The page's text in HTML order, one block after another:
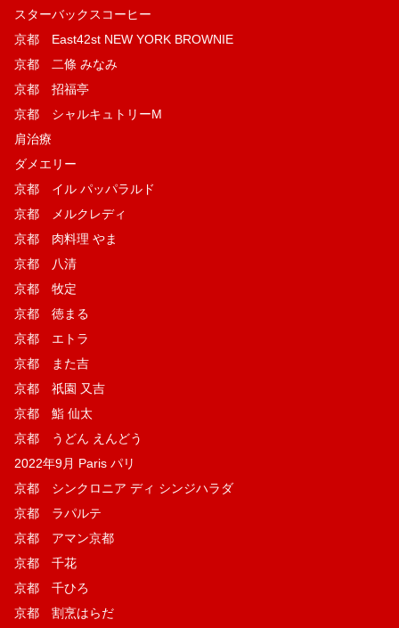
スターバックスコーヒー
京都 East42st NEW YORK BROWNIE
京都 二條 みなみ
京都 招福亭
京都 シャルキュトリーM
肩治療
ダメエリー
京都 イル パッパラルド
京都 メルクレディ
京都 肉料理 やま
京都 八清
京都 牧定
京都 徳まる
京都 エトラ
京都 また吉
京都 祇園 又吉
京都 鮨 仙太
京都 うどん えんどう
2022年9月 Paris パリ
京都 シンクロニア ディ シンジハラダ
京都 ラパルテ
京都 アマン京都
京都 千花
京都 千ひろ
京都 割烹はらだ